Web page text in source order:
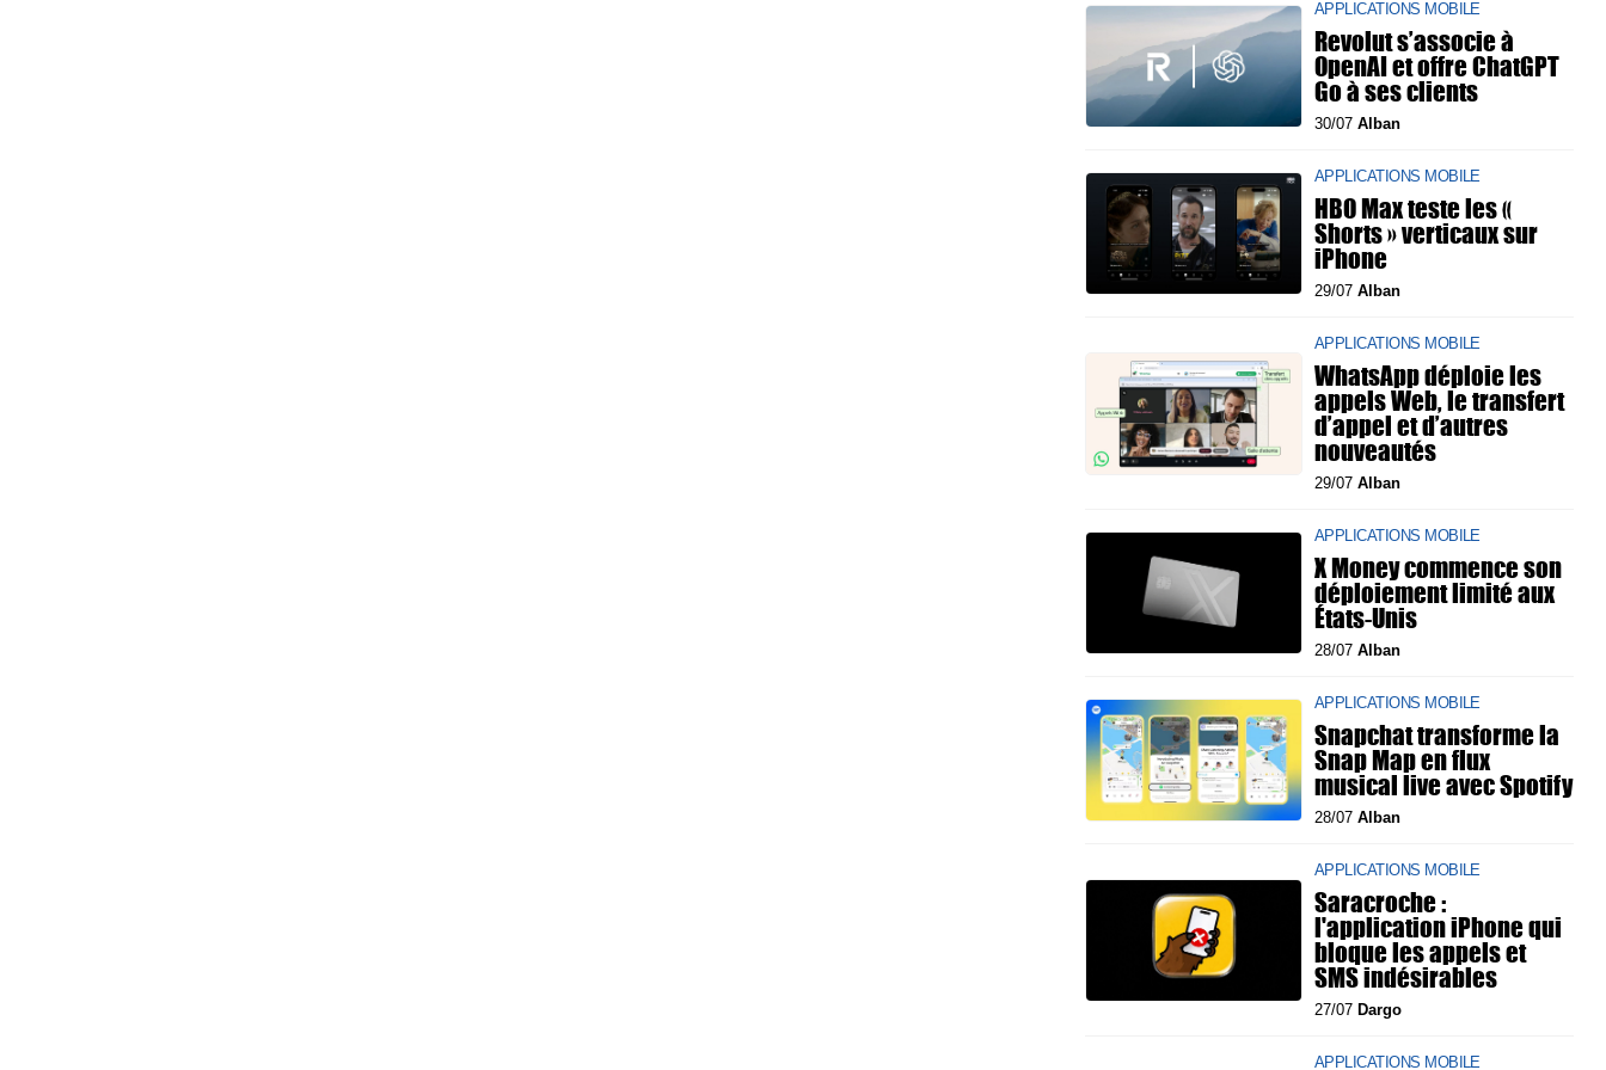
APPLICATIONS MOBILE
Revolut s’associe à
OpenAI et offre ChatGPT
Go à ses clients
30/07 Alban
APPLICATIONS MOBILE
HBO Max teste les «
Shorts » verticaux sur
iPhone
29/07 Alban
APPLICATIONS MOBILE
WhatsApp déploie les
appels Web, le transfert
d’appel et d’autres
nouveautés
29/07 Alban
APPLICATIONS MOBILE
X Money commence son
déploiement limité aux
États-Unis
28/07 Alban
APPLICATIONS MOBILE
Snapchat transforme la
Snap Map en flux
musical live avec Spotify
28/07 Alban
APPLICATIONS MOBILE
Saracroche :
l'application iPhone qui
bloque les appels et
SMS indésirables
27/07 Dargo
APPLICATIONS MOBILE